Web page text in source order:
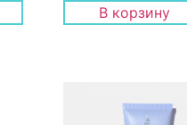
В корзину